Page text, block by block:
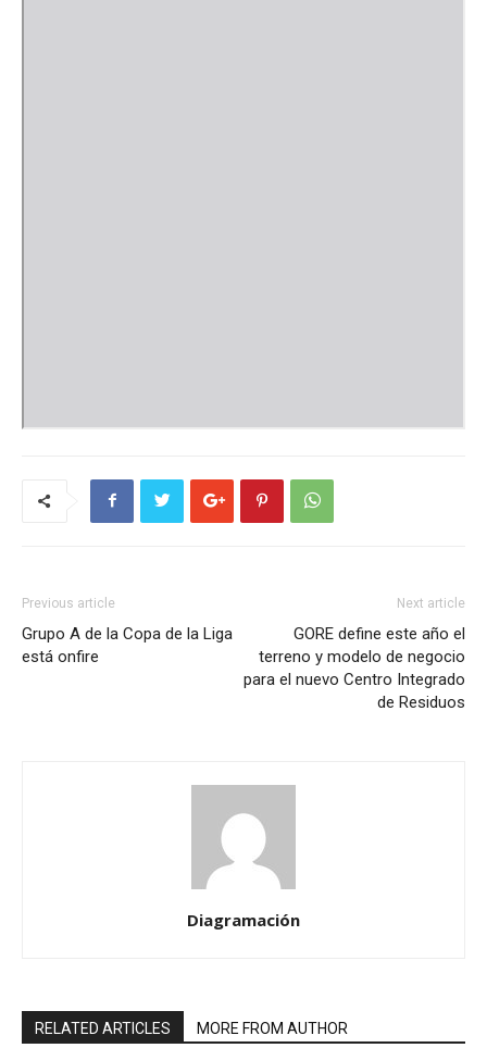
Previous article
Grupo A de la Copa de la Liga
está onfire
Next article
GORE define este año el
terreno y modelo de negocio
para el nuevo Centro Integrado
de Residuos
Diagramación
RELATED ARTICLES MORE FROM AUTHOR